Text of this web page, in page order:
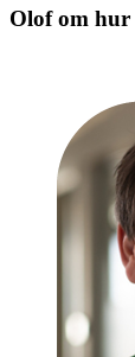
Olof om hur